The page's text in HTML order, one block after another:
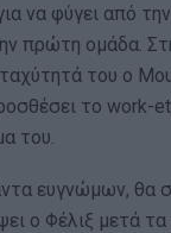
να φύγει από
πρώτη ομάδα.
του ο
το work-
του.
ευγνώμων, θα
ο Φέλιξ μετά